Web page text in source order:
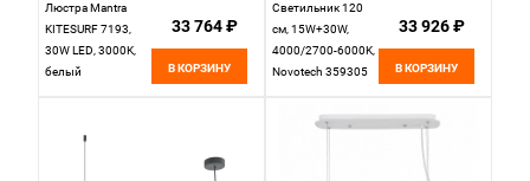
Люстра Mantra
KITESURF 7193,
30W LED, 3000K,
белый
33 764 ₽
В КОРЗИНУ
Светильник 120
см, 15W+30W,
4000/2700-6000K,
Novotech 359305
33 926 ₽
В КОРЗИНУ